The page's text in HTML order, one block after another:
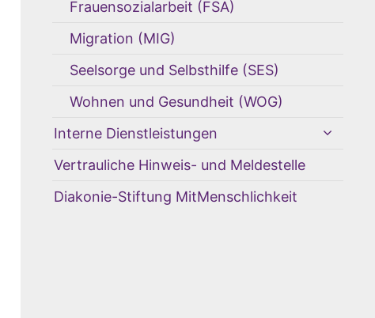
Frauensozialarbeit (FSA)
Migration (MIG)
Seelsorge und Selbsthilfe (SES)
Wohnen und Gesundheit (WOG)
Interne Dienstleistungen
Vertrauliche Hinweis- und Meldestelle
Diakonie-Stiftung MitMenschlichkeit